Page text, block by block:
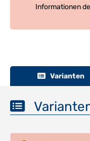
Informationen
Varianten